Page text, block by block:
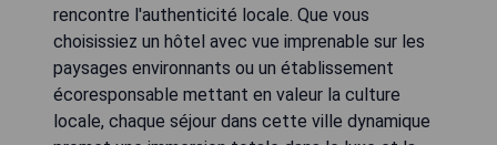
rencontre l'authenticité locale. Que vous
choisissiez un hôtel avec vue imprenable sur les
paysages environnants ou un établissement
écoresponsable mettant en valeur la culture
locale, chaque séjour dans cette ville dynamique